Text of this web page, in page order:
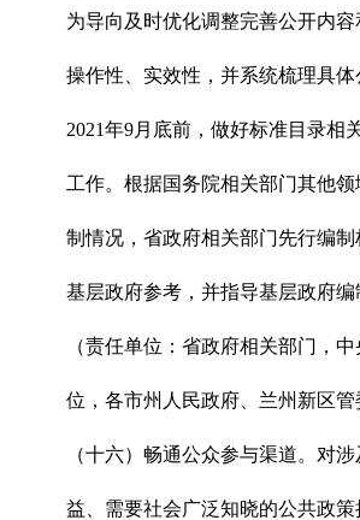
为导向及时优化调整完善公开内
操作性、实效性，并系统梳理具体
2021年9月底前，做好标准目录相
工作。根据国务院相关部门其他
制情况，省政府相关部门先行编
基层政府参考，并指导基层政府编
（责任单位：省政府相关部门，
位，各市州人民政府、兰州新区管
（十六）畅通公众参与渠道。对
益、需要社会广泛知晓的公共政